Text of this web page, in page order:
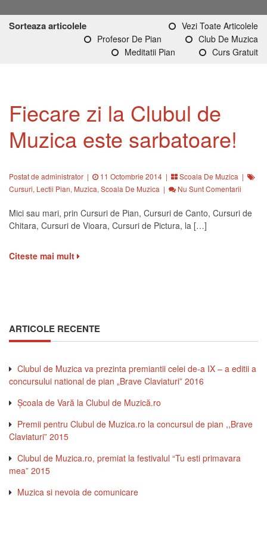
Sorteaza articolele
Vezi Toate Articolele
Profesor De Pian
Club De Muzica
Meditatii Pian
Curs Gratuit
Fiecare zi la Clubul de
Muzica este sarbatoare!
Postat de administrator | 11 Octombrie 2014 | Scoala De Muzica |
Cursuri, Lectii Pian, Muzica, Scoala De Muzica | Nu Sunt Comentarii
Mici sau mari, prin Cursuri de Pian, Cursuri de Canto, Cursuri de
Chitara, Cursuri de Vioara, Cursuri de Pictura, la […]
Citeste mai mult
ARTICOLE RECENTE
Clubul de Muzica va prezinta premiantii celei de-a IX – a editii a
concursului national de pian „Brave Claviaturi” 2016
Şcoala de Vară la Clubul de Muzică.ro
Premii pentru Clubul de Muzica.ro la concursul de pian ,,Brave
Claviaturi” 2015
Clubul de Muzica.ro, premiat la festivalul “Tu esti primavara
mea” 2015
Muzica si nevoia de comunicare